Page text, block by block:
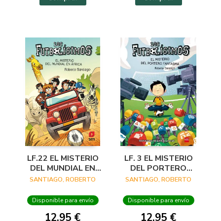
LF.22 EL MISTERIO
DEL MUNDIAL EN
AFRICA
SANTIAGO, ROBERTO
Disponible para envío
12,95 €
LF. 3 EL MISTERIO
DEL PORTERO
FANTASMA
SANTIAGO, ROBERTO
Disponible para envío
12,95 €